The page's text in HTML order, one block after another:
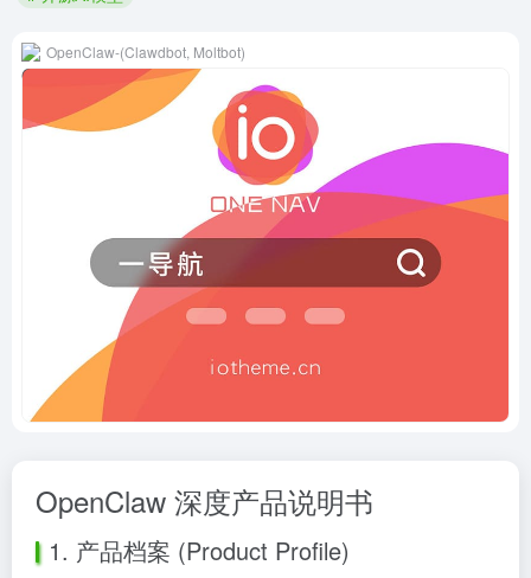
OpenClaw-(Clawdbot, Moltbot)
OpenClaw 深度产品说明书
1. 产品档案 (Product Profile)